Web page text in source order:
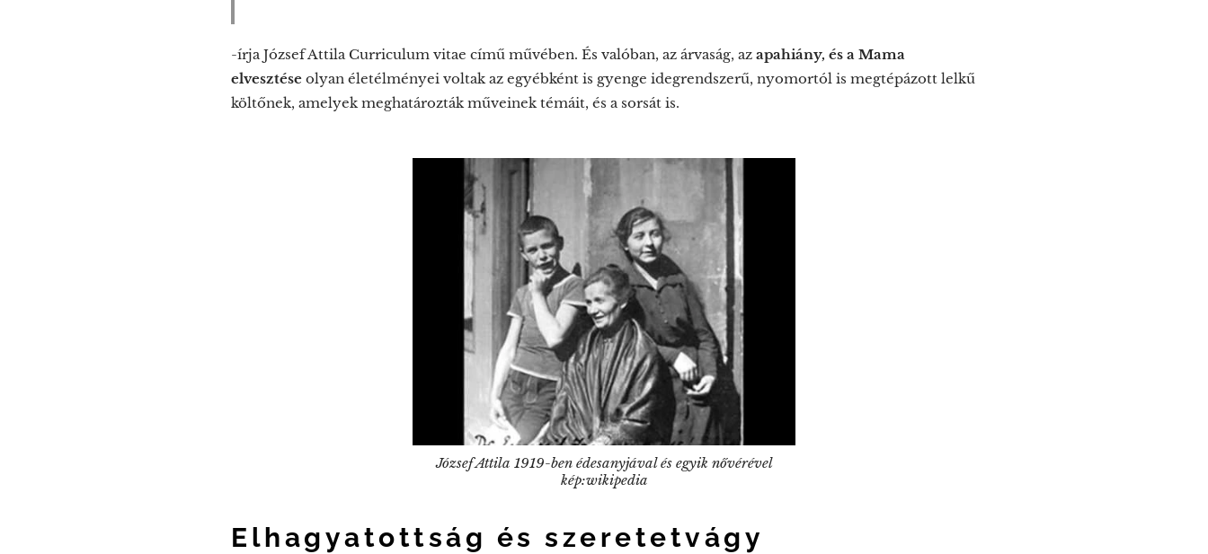
-írja József Attila Curriculum vitae című művében. És valóban, az árvaság, az apahiány, és a Mama
elvesztése olyan életélményei voltak az egyébként is gyenge idegrendszerű, nyomortól is megtépázott lelkű
költőnek, amelyek meghatározták műveinek témáit, és a sorsát is.
József Attila 1919-ben édesanyjával és egyik nővérével
kép:wikipedia
Elhagyatottság és szeretetvágy